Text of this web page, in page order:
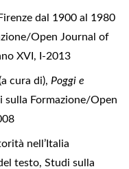
dal 1900 al 1980
Open Journal of
XVI, I-2013
cura di), Poggi e
sulla Formazione/Open
nell’Italia
testo, Studi sulla